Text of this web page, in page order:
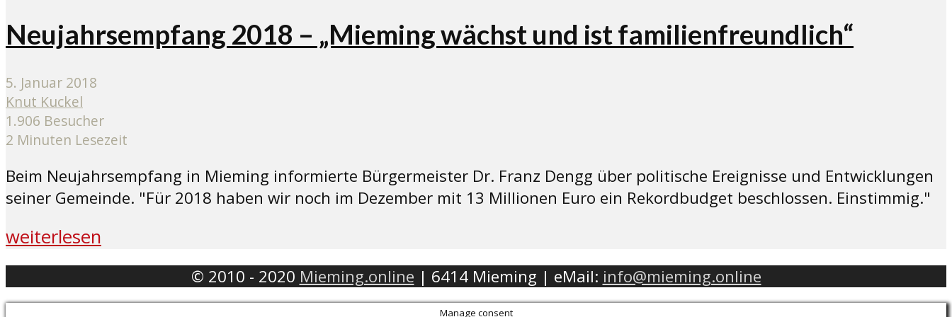
Neujahrsempfang 2018 – „Mieming wächst und ist familienfreundlich“
5. Januar 2018
Knut Kuckel
1.906 Besucher
2 Minuten Lesezeit
Beim Neujahrsempfang in Mieming informierte Bürgermeister Dr. Franz Dengg über politische Ereignisse und Entwicklungen
seiner Gemeinde. "Für 2018 haben wir noch im Dezember mit 13 Millionen Euro ein Rekordbudget beschlossen. Einstimmig."
weiterlesen
© 2010 - 2020 Mieming.online | 6414 Mieming | eMail: info@mieming.online
Manage consent